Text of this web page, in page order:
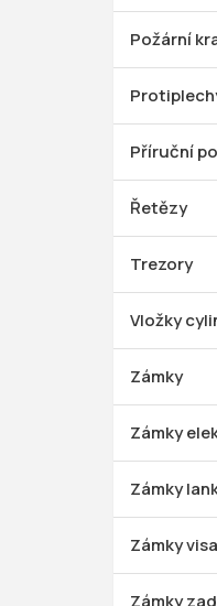
Požární
Příruční
Řetězy
Trezory
Vložky
Zámky
Zámky
Zámky
Zámky